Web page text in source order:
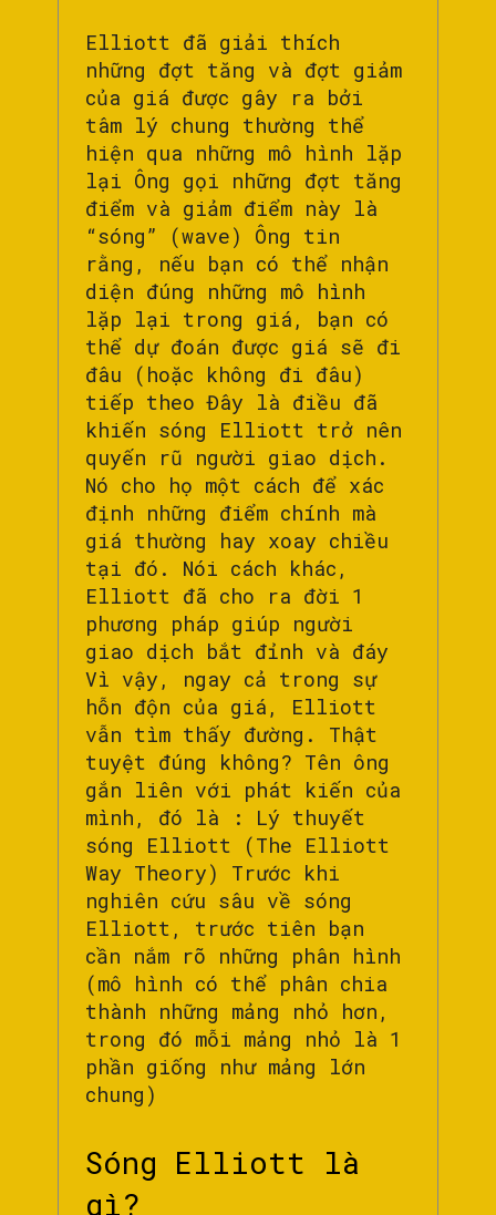
Elliott đã giải thích
những đợt tăng và đợt giảm
của giá được gây ra bởi
tâm lý chung thường thể
hiện qua những mô hình lặp
lại Ông gọi những đợt tăng
điểm và giảm điểm này là
“sóng” (wave) Ông tin
rằng, nếu bạn có thể nhận
diện đúng những mô hình
lặp lại trong giá, bạn có
thể dự đoán được giá sẽ đi
đâu (hoặc không đi đâu)
tiếp theo Đây là điều đã
khiến sóng Elliott trở nên
quyến rũ người giao dịch.
Nó cho họ một cách để xác
định những điểm chính mà
giá thường hay xoay chiều
tại đó. Nói cách khác,
Elliott đã cho ra đời 1
phương pháp giúp người
giao dịch bắt đỉnh và đáy
Vì vậy, ngay cả trong sự
hỗn độn của giá, Elliott
vẫn tìm thấy đường. Thật
tuyệt đúng không? Tên ông
gắn liên với phát kiến của
mình, đó là : Lý thuyết
sóng Elliott (The Elliott
Way Theory) Trước khi
nghiên cứu sâu về sóng
Elliott, trước tiên bạn
cần nắm rõ những phân hình
(mô hình có thể phân chia
thành những mảng nhỏ hơn,
trong đó mỗi mảng nhỏ là 1
phần giống như mảng lớn
chung)
Sóng Elliott là
gì?